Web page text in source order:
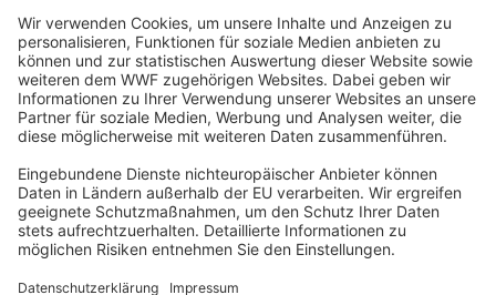
Ihre Spende kann steuerlich geltend gemacht werden
Registriert als Stiftung WWF Deutschland, Senatsverwaltung für
Justiz Berlin, Az: 3416/976/2
Umsatzsteuer-Identifikationsnummer: DE 114236103
Freistellungsbescheid: Als gemeinnützige Körperschaft befreit
von der Körperschaftssteuer gem. §5 I 9 KStg. unter der
Steuernummer 27/641/09321